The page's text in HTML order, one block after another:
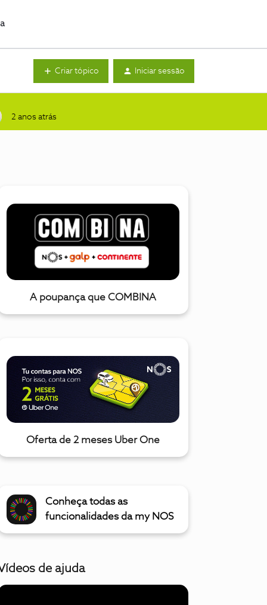
Criar tópico Iniciar sessão
2 anos atrás
A poupança que COMBINA
Oferta de 2 meses Uber One
Conheça todas as
funcionalidades da my NOS
de ajuda